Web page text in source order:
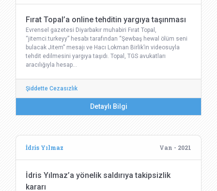
Fırat Topal’a online tehditin yargıya taşınması
Evrensel gazetesi Diyarbakır muhabiri Fırat Topal,
“jitemci.turkeyy” hesabı tarafından “Şewbaş hewal ölüm seni
bulacak Jitem” mesajı ve Hacı Lokman Birlik’in videosuyla
tehdit edilmesini yargıya taşıdı. Topal, TGS avukatları
aracılığıyla hesap…
Şiddette Cezasızlık
Detaylı Bilgi
İdris Yılmaz Van - 2021
İdris Yılmaz’a yönelik saldırıya takipsizlik
kararı